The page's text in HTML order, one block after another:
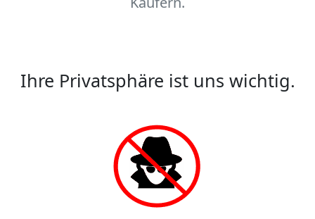
Ihre Privatsphäre ist uns wichtig.